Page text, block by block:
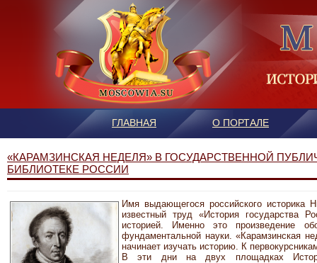
ГЛАВНАЯ О ПОРТАЛЕ
«КАРАМЗИНСКАЯ НЕДЕЛЯ» В ГОСУДАРСТВЕННОЙ
БИБЛИОТЕКЕ РОССИИ
Имя выдающегося российского историка
известный труд «История государства
историей. Именно это произведение
фундаментальной науки. «Карамзинская
начинает изучать историю. К
В эти дни на двух площадках